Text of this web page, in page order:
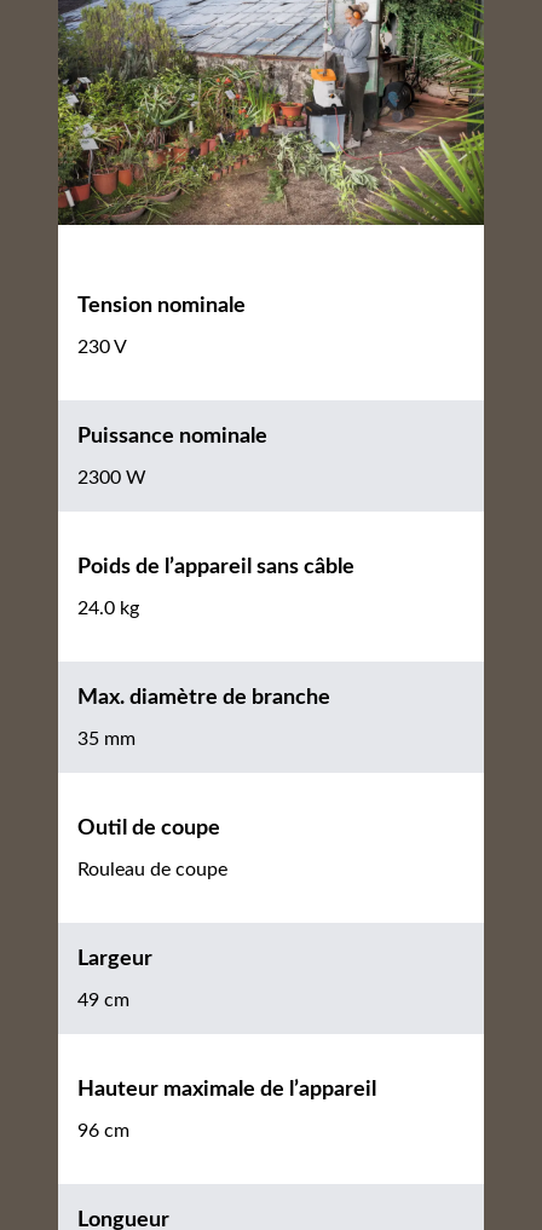
Tension nominale
230 V
Puissance nominale
2300 W
Poids de l’appareil sans câble
24.0 kg
Max. diamètre de branche
35 mm
Outil de coupe
Rouleau de coupe
Largeur
49 cm
Hauteur maximale de l’appareil
96 cm
Longueur